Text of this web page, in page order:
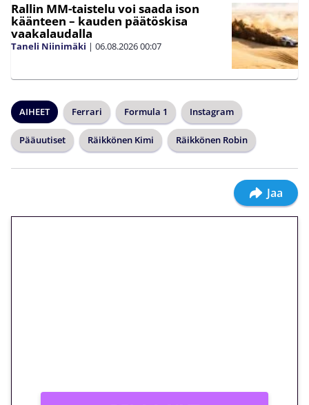
Rallin MM-taistelu voi saada ison
käänteen – kauden päätöskisa
vaakalaudalla
Taneli Niinimäki | 06.08.202600:07
AIHEET Ferrari Formula 1 Instagram
Pääuutiset Räikkönen Kimi Räikkönen Robin
Jaa